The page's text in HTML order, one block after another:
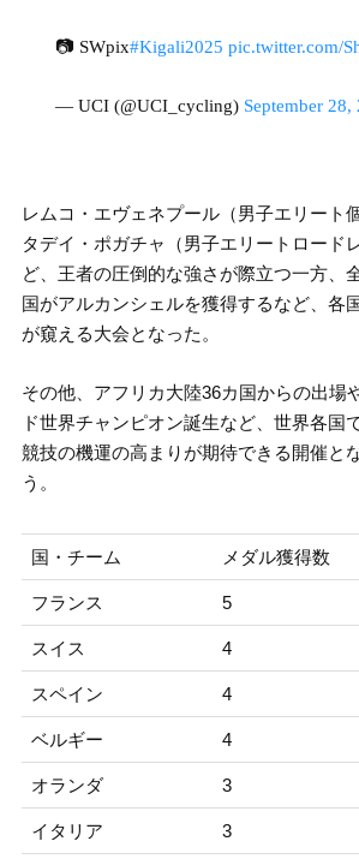
📷 SWpix#Kigali2025 pic.twitter.com/
— UCI (@UCI_cycling) September 28,
レムコ・エヴェネプール（男子エリート
タデイ・ポガチャ（男子エリートロード
ど、王者の圧倒的な強さが際立つ一方、
国がアルカンシェルを獲得するなど、各
が窺える大会となった。
その他、アフリカ大陸36カ国からの出場
ド世界チャンピオン誕生など、世界各国
競技の機運の高まりが期待できる開催と
う。
国・チーム メダル獲得数
フランス 5
スイス 4
スペイン 4
ベルギー 4
オランダ 3
イタリア 3